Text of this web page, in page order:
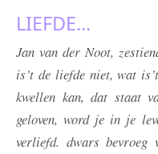
LIEFDE...
Jan van der Noot,
is’t de liefde niet, wat
kwellen kan, dat staat
geloven, word je in je
verliefd. dwars bevroeg